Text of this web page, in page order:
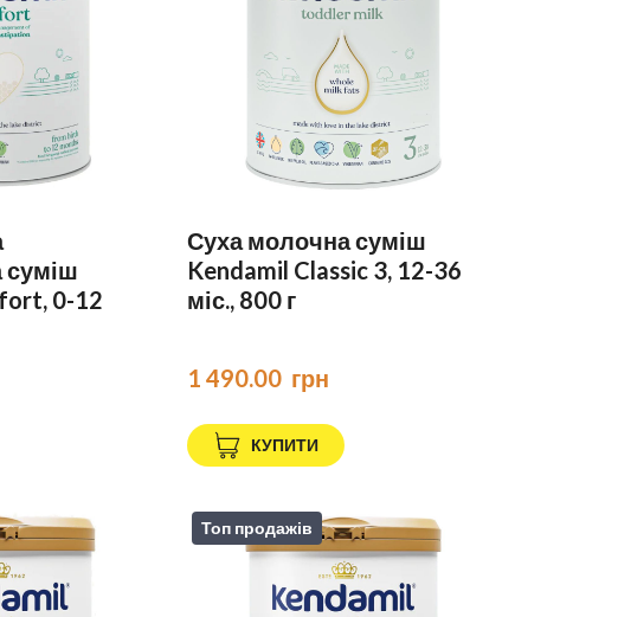
суміш
0-12
Суха молочна суміш
Kendamil Classic 3, 12-36
міс., 800 г
1 490.00  грн
КУПИТИ
Топ продажів